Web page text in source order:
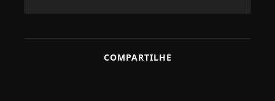
COMPARTILHE